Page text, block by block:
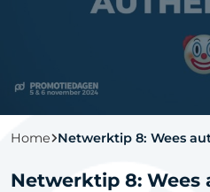
Home Netwerktip 8: Wees
Netwerktip 8: Wees